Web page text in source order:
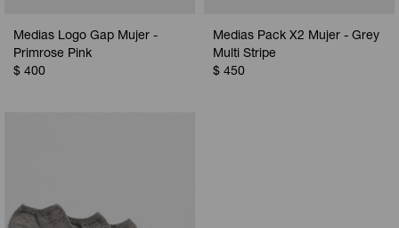
Medias Logo Gap Mujer -
Primrose Pink
$ 400
Medias Pack X2 Mujer - Grey
Multi Stripe
$ 450